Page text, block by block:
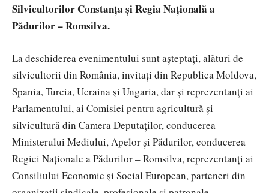
Silvicultorilor Constanța și Regia Națională a
Pădurilor – Romsilva.
La deschiderea evenimentului sunt așteptați, alături de
silvicultorii din România, invitați din Republica Moldova,
Spania, Turcia, Ucraina și Ungaria, dar și reprezentanți ai
Parlamentului, ai Comisiei pentru agricultură și
silvicultură din Camera Deputaților, conducerea
Ministerului Mediului, Apelor și Pădurilor, conducerea
Regiei Naționale a Pădurilor – Romsilva, reprezentanți ai
Consiliului Economic și Social European, parteneri din